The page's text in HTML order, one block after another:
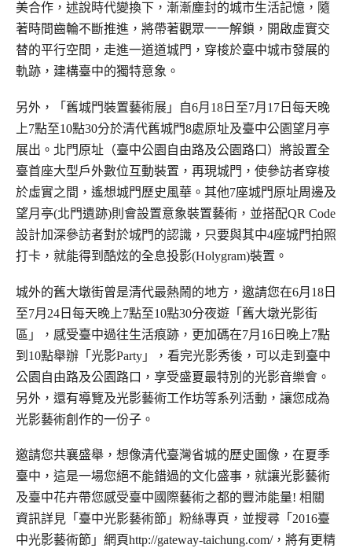
美合作，述說時代變換下，漸漸塵封的城市生活記憶，隨
著時間齒輪不斷推進，將帶著觀眾一一解鎖，開啟虛實交
替的平行空間，走進一道道城門，穿梭於臺中城市發展的
軌跡，建構臺中的獨特意象。
另外，「舊城門裝置藝術展」自6月18日至7月17日每天晚
上7點至10點30分於清代舊城門8處原址及臺中公園望月亭
展出。北門原址（臺中公園自由路及公園路口）將設置全
臺首座大型戶外數位互動裝置，再現城門，使參訪者穿梭
於虛實之間，遙想城門歷史風華。其他7座城門原址周邊及
望月亭(北門遺跡)則會設置意象裝置藝術，並搭配QR Code
設計加深參訪者對於城門的認識，只要與其中4座城門拍照
打卡，就能得到酷炫的全息投影(Holygram)裝置。
城外的舊大墩街曾是清代最熱鬧的地方，邀請您在6月18日
至7月24日每天晚上7點至10點30分夜遊「舊大墩光影街
區」，感受臺中過往生活痕跡，更加碼在7月16日晚上7點
到10點舉辦「光影Party」，看完光影秀後，可以走到臺中
公園自由路及公園路口，享受盛夏最特別的光影音樂會。
另外，還有導覽及光影藝術工作坊等系列活動，讓您成為
光影藝術創作的一份子。
邀請您共襄盛舉，想像清代臺灣省城的歷史圖像，在夏季
臺中，這是一場您絕不能錯過的文化盛事，就讓光影藝術
及臺中花卉帶您感受臺中國際藝術之都的豐沛能量! 相關
資訊詳見「臺中光影藝術節」粉絲專頁，並搜尋「2016臺
中光影藝術節」網頁http://gateway-taichung.com/，將有更精